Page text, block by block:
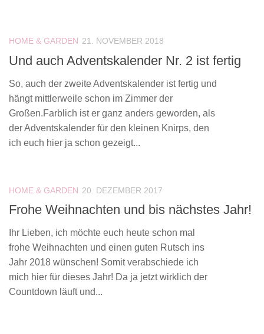
HOME & GARDEN 21. NOVEMBER 2018
Und auch Adventskalender Nr. 2 ist fertig
So, auch der zweite Adventskalender ist fertig und
hängt mittlerweile schon im Zimmer der
Großen.Farblich ist er ganz anders geworden, als
der Adventskalender für den kleinen Knirps, den
ich euch hier ja schon gezeigt...
HOME & GARDEN 20. DEZEMBER 2017
Frohe Weihnachten und bis nächstes Jahr!
Ihr Lieben, ich möchte euch heute schon mal
frohe Weihnachten und einen guten Rutsch ins
Jahr 2018 wünschen! Somit verabschiede ich
mich hier für dieses Jahr! Da ja jetzt wirklich der
Countdown läuft und...